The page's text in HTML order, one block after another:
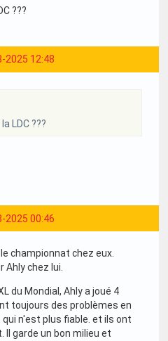
???
2025 12:48
LDC ???
2025 00:46
championnat chez eux.
chez lui.
du Mondial, Ahly a joué 4
toujours des problèmes en
n'est plus fiable. et ils ont
garde un bon milieu et